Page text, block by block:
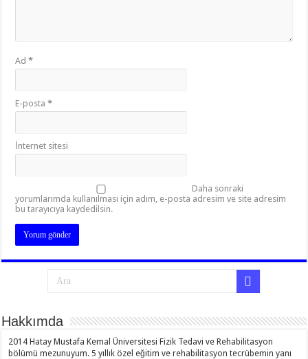
Ad*
E-posta*
İnternet sitesi
Daha sonraki
yorumlarımda kullanılması için adım, e-posta adresim ve site adresim
bu tarayıcıya kaydedilsin.
Hakkımda
2014 Hatay Mustafa Kemal Üniversitesi Fizik Tedavi ve Rehabilitasyon
bölümü mezunuyum. 5 yıllık özel eğitim ve rehabilitasyon tecrübemin yanı